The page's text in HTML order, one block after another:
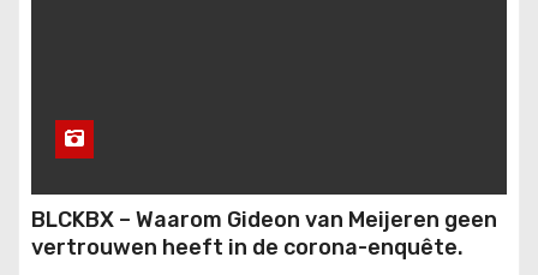
BLCKBX – Waarom Gideon van Meijeren geen
vertrouwen heeft in de corona-enquête.